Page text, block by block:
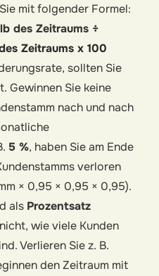
mit folgender Formel:
des Zeitraums ÷
Zeitraums x 100
sollten Sie
Gewinnen Sie keine
nach und nach
5 %, haben Sie am Ende
verloren
× 0,95 × 0,95 × 0,95).
als Prozentsatz
wie viele Kunden
Verlieren Sie z. B.
den Zeitraum mit